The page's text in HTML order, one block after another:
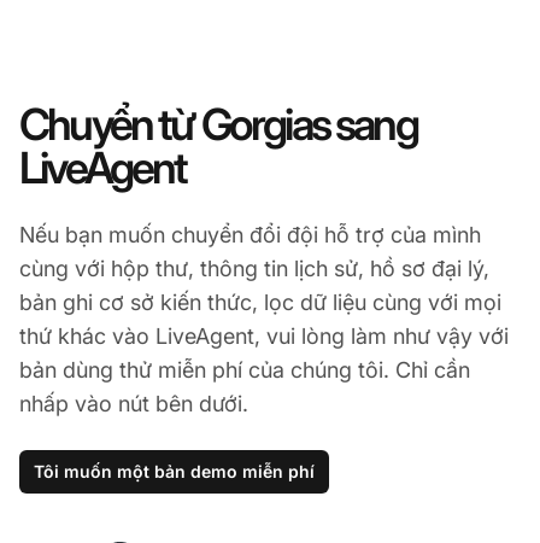
Chuyển từ Gorgias sang
LiveAgent
Nếu bạn muốn chuyển đổi đội hỗ trợ của mình
cùng với hộp thư, thông tin lịch sử, hồ sơ đại lý,
bản ghi cơ sở kiến thức, lọc dữ liệu cùng với mọi
thứ khác vào LiveAgent, vui lòng làm như vậy với
bản dùng thử miễn phí của chúng tôi. Chỉ cần
nhấp vào nút bên dưới.
Tôi muốn một bản demo miễn phí